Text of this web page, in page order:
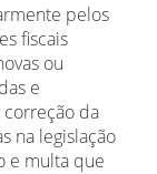
pelos
fiscais
ou
e
da
na legislação
e multa que